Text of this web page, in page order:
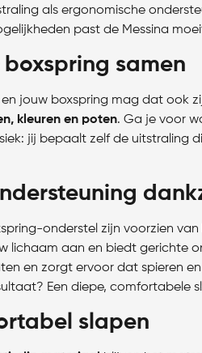
als ergonomische
past de Messina
samen
jouw boxspring mag dat ook
kleuren en poten. Ga je voor
jij bepaalt zelf de uitstraling
onderstel zijn voorzien van
lichaam aan en biedt gerichte
en zorgt ervoor dat spieren
Een diepe, comfortabele
slapen